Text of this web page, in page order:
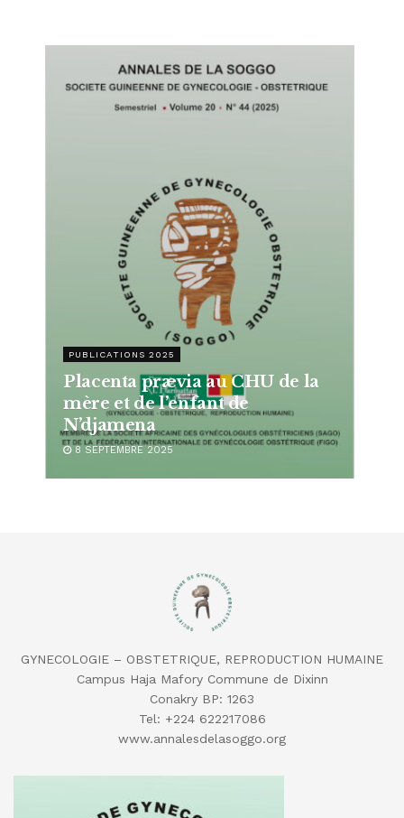
PUBLICATIONS 2025
Placenta prævia au CHU de la
mère et de l’enfant de
N’djamena
8 SEPTEMBRE 2025
GYNECOLOGIE – OBSTETRIQUE, REPRODUCTION HUMAINE
Campus Haja Mafory Commune de Dixinn
Conakry BP: 1263
Tel: ‪+224 622217086‬
‬www.annalesdelasoggo.org